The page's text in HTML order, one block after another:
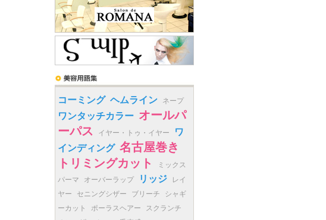
コーミング ヘムライン ネープ
ワンタッチカラー オールパ
ーパス
イヤー・トゥ・イヤー
ワ
インディング 名古屋巻き
トリミングカット
ミックス
パーマ
オーバーラップ リッジ
レイ
ヤー
セニングシザー ブリーチ
シャギ
ーカット
ポーラスヘアー
スクランチ